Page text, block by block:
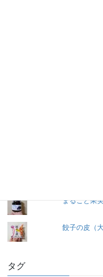
まるごと果
餃子の皮（
タグ